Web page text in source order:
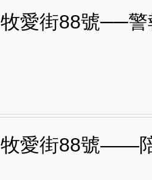
牧愛街88號──警
牧愛街88號——